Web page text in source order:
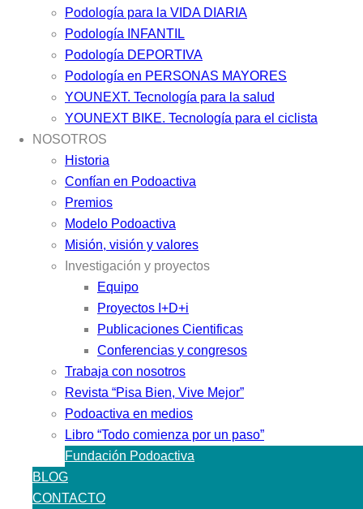
Podología para la VIDA DIARIA
Podología INFANTIL
Podología DEPORTIVA
Podología en PERSONAS MAYORES
YOUNEXT. Tecnología para la salud
YOUNEXT BIKE. Tecnología para el ciclista
NOSOTROS
Historia
Confían en Podoactiva
Premios
Modelo Podoactiva
Misión, visión y valores
Investigación y proyectos
Equipo
Proyectos I+D+i
Publicaciones Cientificas
Conferencias y congresos
Trabaja con nosotros
Revista “Pisa Bien, Vive Mejor”
Podoactiva en medios
Libro “Todo comienza por un paso”
Fundación Podoactiva
BLOG
CONTACTO